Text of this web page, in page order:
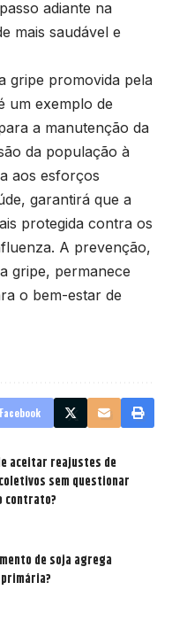
adiante na
mais saudável e
gripe promovida pela
um exemplo de
a manutenção da
da população à
aos esforços
garantirá que a
protegida contra os
A prevenção,
gripe, permanece
o bem-estar de
Facebook
aceitar reajustes de
sem questionar
contrato?
de soja agrega